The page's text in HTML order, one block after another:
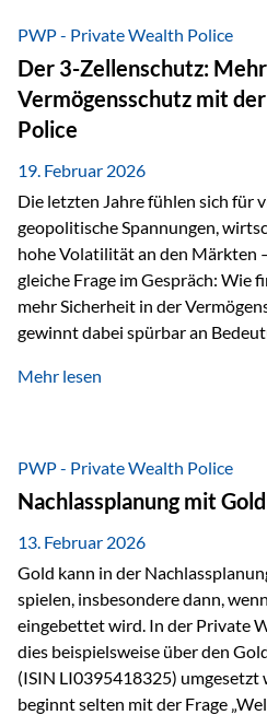
Währungen: +11,5 % Bereits
starkes Jahr: +64,4 % in USD
Währungen: +56,6 % Langfristig
solides…
PWP - Private Wealth Police
Der 3-Zellenschutz:
Vermögensschutz mit
Police
19. Februar 2026
Die letzten Jahre fühlen sich für
geopolitische Spannungen,
hohe Volatilität an den Märkten
gleiche Frage im Gespräch: Wie
mehr Sicherheit in der
gewinnt dabei spürbar an
Wer Vermögen ausschließlich in
Liechtenstein eine Rolle spielen:
Euro, mit einem eigenständigen
Und genau an dieser Stelle setzt
Mehr lesen
PWP - Private Wealth Police
Nachlassplanung mit
13. Februar 2026
Gold kann in der
spielen, insbesondere dann,
eingebettet wird. In der Private
dies beispielsweise über den
(ISIN LI0395418325) umgesetzt
beginnt selten mit der Frage